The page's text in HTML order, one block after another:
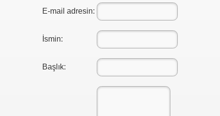
E-mail adresin:
İsmin:
Başlık: